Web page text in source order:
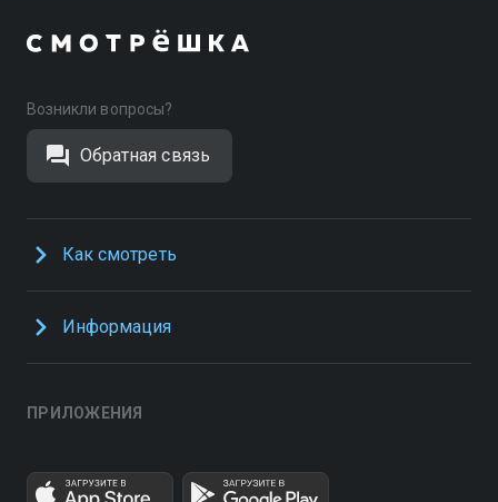
Возникли вопросы?
Обратная связь
Как смотреть
Информация
ПРИЛОЖЕНИЯ